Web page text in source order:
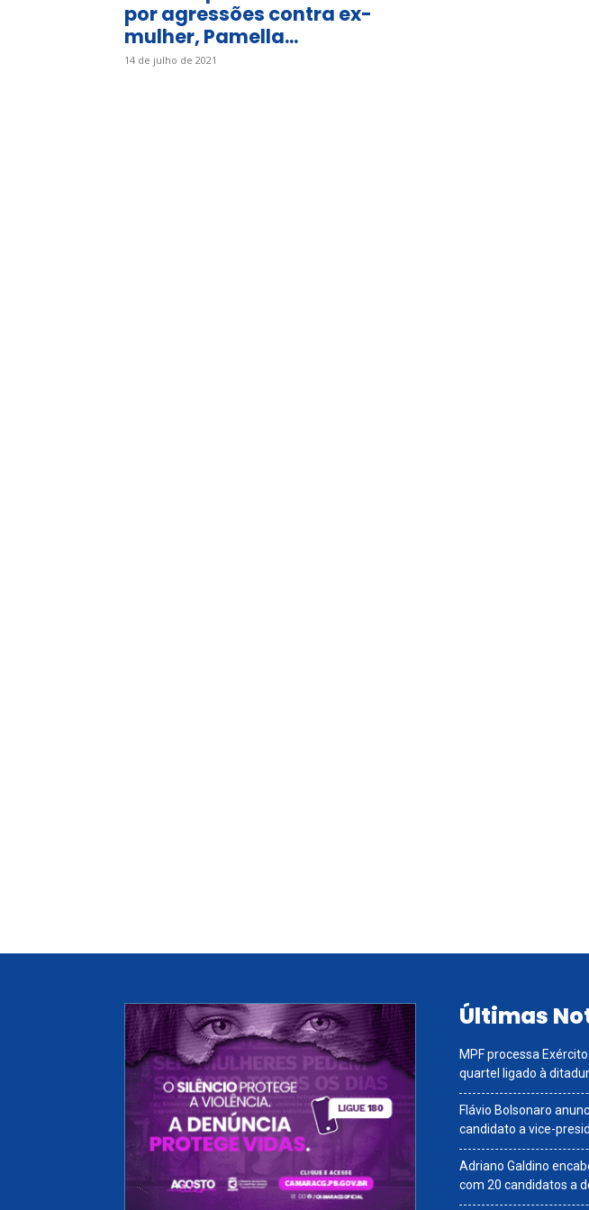
por agressões contra ex-
mulher, Pamella...
14 de julho de 2021
Últimas
MPF processa
quartel ligado à
Flávio Bolsonaro
candidato a vice-
Adriano Galdino
com 20 candidatos a